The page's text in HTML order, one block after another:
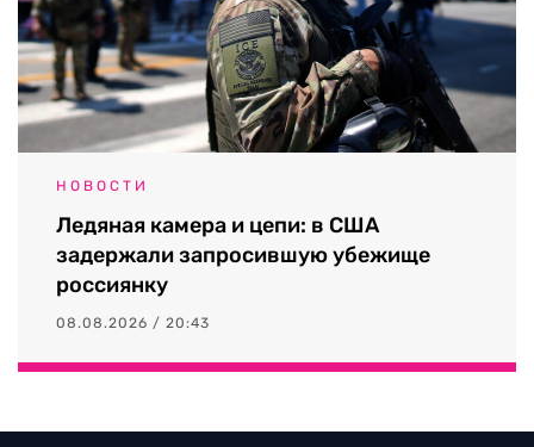
НОВОСТИ
Ледяная камера и цепи: в США
задержали запросившую убежище
россиянку
08.08.2026 / 20:43